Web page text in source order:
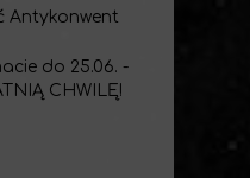
Antykonwent
do 25.06. -
CHWILĘ!